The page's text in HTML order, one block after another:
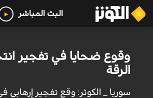
البث المباشر
وقوع ضحايا في تفجير
الرقة
سوريا _ الكوثر: وقع تفجير إرهابي